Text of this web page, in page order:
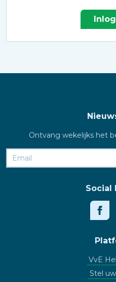
Ontvang wekelijks het
Social
VvE
Stel